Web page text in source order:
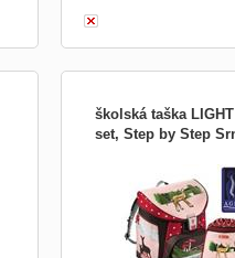
školská taška
set, Step by Step
4-dielny set obsahuje
peračník, puzdro, vrecko
prezuvky Aktovka: -
tvarovaná chrbtová časť
polstrovaním - ľahká
stabilný tvar aktovky -
nastaviteľné popruhy na